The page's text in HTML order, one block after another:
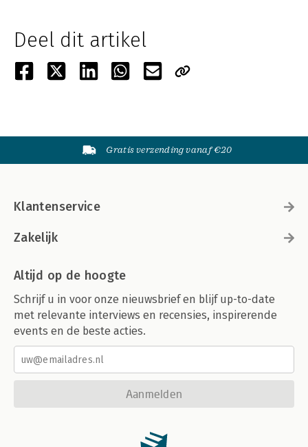
Deel dit artikel
Gratis verzending vanaf €20
Klantenservice
Zakelijk
Altijd op de hoogte
Schrijf u in voor onze nieuwsbrief en blijf up-to-date
met relevante interviews en recensies, inspirerende
events en de beste acties.
Aanmelden